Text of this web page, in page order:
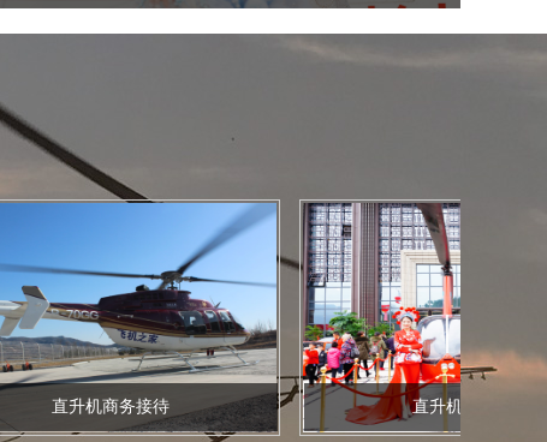
全国飞行热线
13210535852
直升机商务接待 直升机商业静展